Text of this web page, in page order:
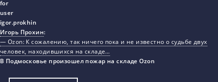
Игорь Прохин:
— Ozon: К сожалению, так ничего пока и не известно о судьбе двух
человек, находившихся на складе…
В Подмосковье произошел пожар на складе Ozon